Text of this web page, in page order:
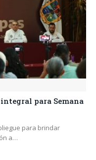
para Semana
para brindar
a…